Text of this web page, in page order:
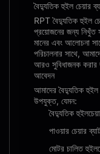
বৈদ্যুতিক হুইল চেয়ার
RPT বৈদ্যুতিক হুইল
প্রয়োজনের জন্য নিখুঁত
মানের এবং আলোচনা
পরিচালনার সাথে,
আরও সুবিধাজনক করার
আবেদন
আমাদের বৈদ্যুতিক হুইল
উপযুক্ত, যেমন:
বৈদ্যুতিক
পাওয়ার চেয়ার
মোটর চালিত